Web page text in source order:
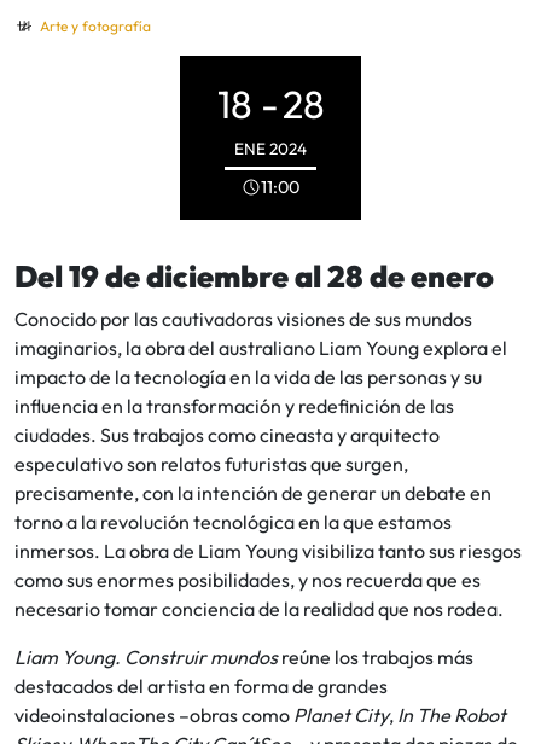
Arte y fotografía
18 -28
ENE2024
11:00
Del 19 de diciembre al 28 de enero
Conocido por las cautivadoras visiones de sus mundos
imaginarios, la obra del australiano Liam Young explora el
impacto de la tecnología en la vida de las personas y su
influencia en la transformación y redefinición de las
ciudades. Sus trabajos como cineasta y arquitecto
especulativo son relatos futuristas que surgen,
precisamente, con la intención de generar un debate en
torno a la revolución tecnológica en la que estamos
inmersos. La obra de Liam Young visibiliza tanto sus riesgos
como sus enormes posibilidades, y nos recuerda que es
necesario tomar conciencia de la realidad que nos rodea.
Liam Young. Construir mundosreúne los trabajos más
destacados del artista en forma de grandes
videoinstalaciones –obras como Planet City, In The Robot